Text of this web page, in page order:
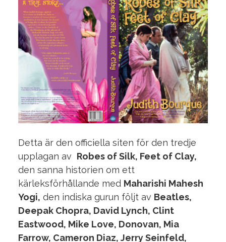
Detta är den officiella siten för den tredje
upplagan av Robes of Silk, Feet of Clay,
den sanna historien om ett
kärleksförhållande med Maharishi Mahesh
Yogi, den indiska gurun följt av Beatles,
Deepak Chopra, David Lynch, Clint
Eastwood, Mike Love, Donovan, Mia
Farrow, Cameron Diaz, Jerry Seinfeld,